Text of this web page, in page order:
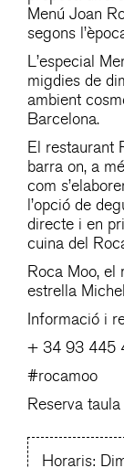
Menú Joan
segons
L’especial
migdies de
ambient
Barcelona.
El restaurant
barra on, a
com
l’opció de
directe i en
cuina del
Roca Moo, el
estrella
Informació i
+ 34 93 445
#rocamoo
Reserva taula
Horaris: